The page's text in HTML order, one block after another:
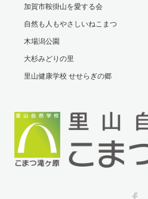
加賀市鞍掛山を愛する会
自然も人もやさしいねこまつ
木場潟公園
大杉みどりの里
里山健康学校 せせらぎの郷